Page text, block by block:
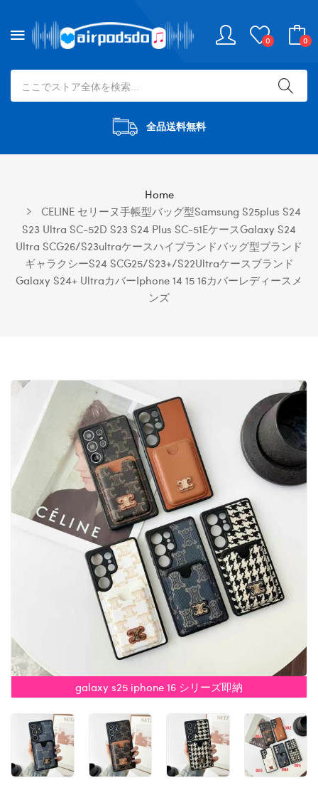
0 0
全品送料無料
Home
CELINE セリーヌ手帳型バッグ型samsung S25plus S24
S23 Ultra SC-52D S23 S24 Plus SC-51EケースGalaxy S24
Ultra SCG26/s23ultraケースハイブランドバッグ型ブランド
ギャラクシーs24 SCG25/S23+/S22Ultraケースブランド
Galaxy S24+ Ultraカバーiphone 14 15 16カバーレディースメ
ンズ
galaxy s25 iphone 16 シリーズ即納